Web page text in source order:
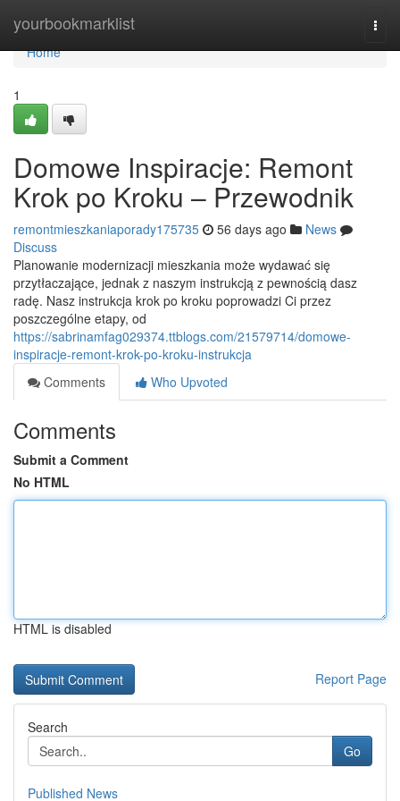
yourbookmarklist
Home
Home
1
Domowe Inspiracje: Remont
Krok po Kroku – Przewodnik
remontmieszkaniaporady175735 56 days ago
News
Discuss
Planowanie modernizacji mieszkania może wydawać się
przytłaczające, jednak z naszym instrukcją z pewnością dasz
radę. Nasz instrukcja krok po kroku poprowadzi Ci przez
poszczególne etapy, od
https://sabrinamfag029374.ttblogs.com/21579714/domowe-
inspiracje-remont-krok-po-kroku-instrukcja
Comments
Who Upvoted
Comments
Submit a Comment
No HTML
HTML is disabled
Report Page
Search
Go
Published News